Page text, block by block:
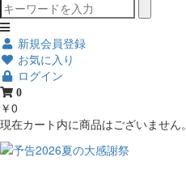
新規会員登録
お気に入り
ログイン
0
￥0
現在カート内に商品はございません。